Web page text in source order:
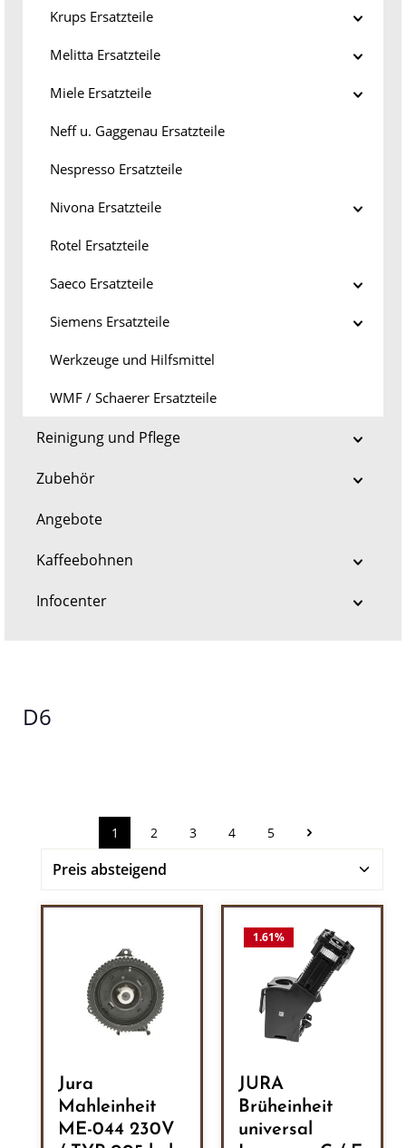
Krups Ersatzteile
Melitta Ersatzteile
Miele Ersatzteile
Neff u. Gaggenau Ersatzteile
Nespresso Ersatzteile
Nivona Ersatzteile
Rotel Ersatzteile
Saeco Ersatzteile
Siemens Ersatzteile
Werkzeuge und Hilfsmittel
WMF / Schaerer Ersatzteile
Reinigung und Pflege
Zubehör
Angebote
Kaffeebohnen
Infocenter
D6
Seite
1 Seite
2 Seite
3 Seite
4 Seite
5
Jura
Mahleinheit
ME-044 230V
1.61%
JURA
Brüheinheit
universal